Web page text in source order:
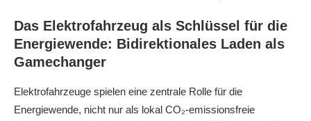
Das Elektrofahrzeug als Schlüssel für die
Energiewende: Bidirektionales Laden als
Gamechanger
Elektrofahrzeuge spielen eine zentrale Rolle für die
Energiewende, nicht nur als lokal CO₂-emissionsfreie